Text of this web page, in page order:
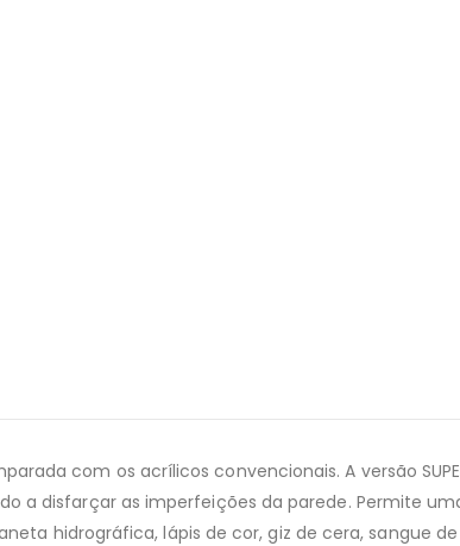
com os acrílicos convencionais. A versão
a disfarçar as imperfeições da parede. Permite
hidrográfica, lápis de cor, giz de cera, sangue